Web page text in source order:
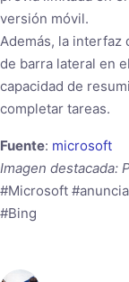
versión móvil.
Además, la interfaz
de barra lateral en
capacidad de
completar tareas.
Fuente: microsoft
Imagen destacada:
#Microsoft
#Bing